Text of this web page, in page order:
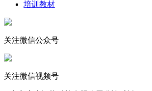
培训教材
关注微信公众号
关注微信视频号